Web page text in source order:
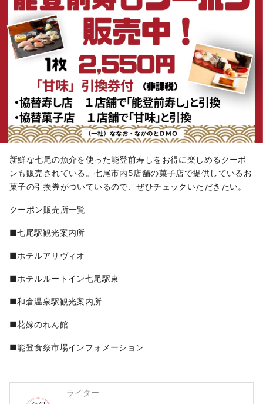
新鮮な七尾の魚介を使った能登前寿しをお得に楽しめるクーポ
ンも販売されている。七尾市内5店舗の菓子店で提供しているお
菓子の引換券がついているので、ぜひチェックいただきたい。
クーポン販売所一覧
■七尾駅観光案内所
■ホテルアリヴィオ
■ホテルルートイン七尾駅東
■和倉温泉駅観光案内所
■花嫁のれん館
■能登食祭市場インフォメーション
ライター